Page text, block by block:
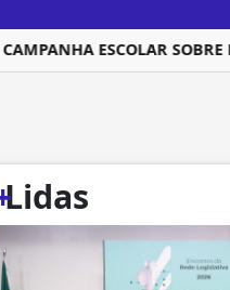
ESCOLAR SOBRE